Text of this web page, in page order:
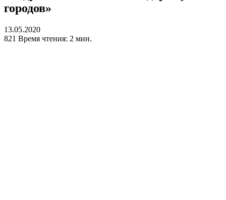
городов»
13.05.2020
821 Время чтения: 2 мин.